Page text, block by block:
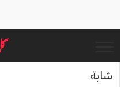
شابة